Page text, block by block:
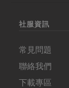
社服資訊
常見問題
聯絡我們
下載專區